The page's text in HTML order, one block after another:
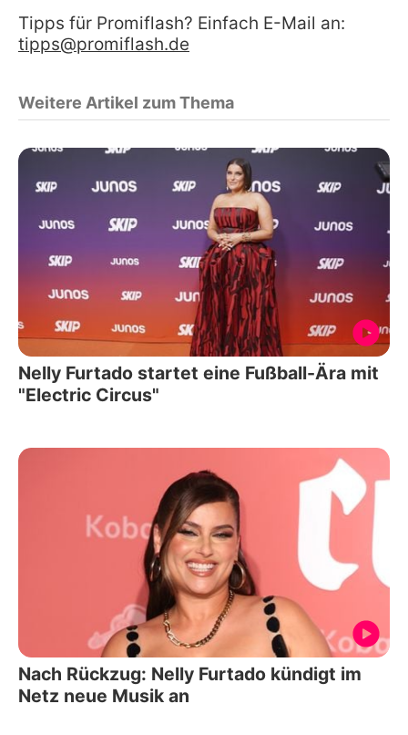
Tipps für Promiflash? Einfach E-Mail an:
tipps@promiflash.de
Weitere Artikel zum Thema
Nelly Furtado startet eine Fußball-Ära mit
"Electric Circus"
Nach Rückzug: Nelly Furtado kündigt im
Netz neue Musik an